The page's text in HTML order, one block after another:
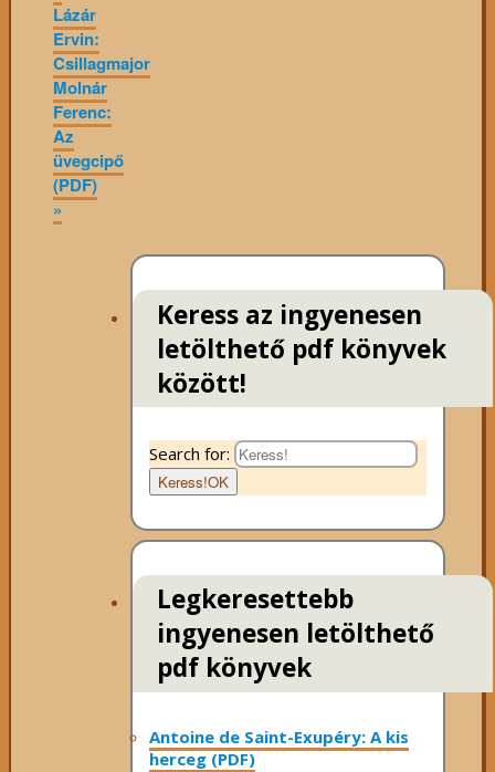
Lázár
Ervin:
Csillagmajor
Molnár
Ferenc:
Az
üvegcipő
(PDF)
»
Keress az ingyenesen
letölthető pdf könyvek
között!
Search for:
Keress!OK
Legkeresettebb
ingyenesen letölthető
pdf könyvek
Antoine de Saint-Exupéry: A kis
herceg (PDF)